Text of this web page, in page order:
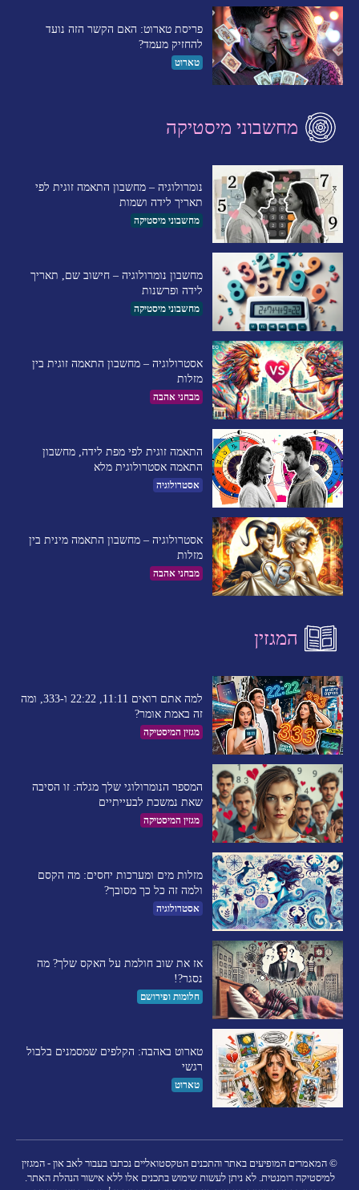
פריסת טארוט: האם הקשר הזה נועד
להחזיק מעמד?
טארוט
מחשבוני מיסטיקה
נומרולוגיה – מחשבון התאמה זוגית לפי
תאריך לידה ושמות
מחשבוני מיסטיקה
מחשבון נומרולוגיה – חישוב שם, תאריך
לידה ופרשנות
מחשבוני מיסטיקה
אסטרולוגיה – מחשבון התאמה זוגית בין
מזלות
מבחני אהבה
התאמה זוגית לפי מפת לידה, מחשבון
התאמה אסטרולוגית מלא
אסטרולוגיה
אסטרולוגיה – מחשבון התאמה מינית בין
מזלות
מבחני אהבה
המגזין
למה אתם רואים 11:11, 22:22 ו-333, ומה
זה באמת אומר?
מגזין המיסטיקה
המספר הנומרולוגי שלך מגלה: זו הסיבה
שאת נמשכת לבעייתיים​
מגזין המיסטיקה
מזלות מים ומערכות יחסים: מה הקסם
ולמה זה כל כך מסובך?
אסטרולוגיה
אז את שוב חולמת על האקס שלך? מה
נסגר?!
חלומות ופירושם
טארוט באהבה: הקלפים שמסמנים בלבול
רגשי
טארוט
© המאמרים המופיעים באתר והתכנים הטקסטואליים נכתבו בעבור לאב און - המגזין
למיסטיקה רומנטית. לא ניתן לעשות שימוש בתכנים אלו ללא אישור הנהלת האתר.